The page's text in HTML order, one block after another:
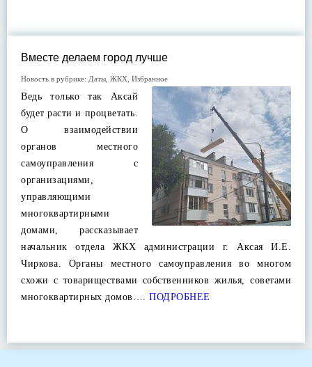
Вместе делаем город лучше
Новость в рубрике: Даты ЖКХ Избранное
Ведь только так Аксай
будет расти и процветать.
О взаимодействии
органов местного
самоуправления с
организациями,
управляющими
многоквартирными
домами, рассказывает
начальник отдела ЖКХ администрации г. Аксая И.Е.
Чиркова. Органы местного самоуправления во многом
схожи с товариществами собственников жилья, советами
многоквартирных домов…. ПОДРОБНЕЕ